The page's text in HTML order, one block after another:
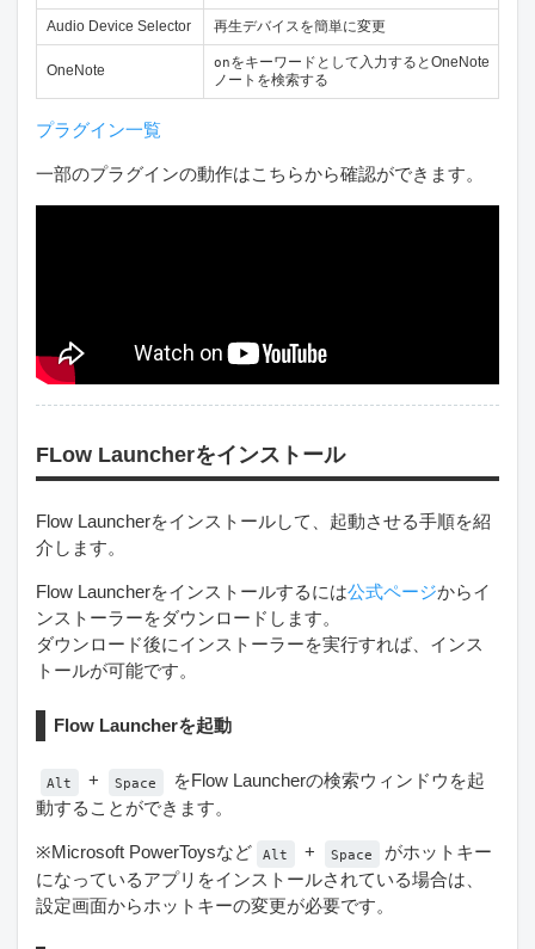
Audio Device Selector 再生デバイスを簡単に変更
OneNote onをキーワードとして入力するとOneNote
ノートを検索する
プラグイン一覧
一部のプラグインの動作はこちらから確認ができます。
FLow Launcherをインストール
Flow Launcherをインストールして、起動させる手順を紹
介します。
Flow Launcherをインストールするには公式ページからイ
ンストーラーをダウンロードします。
ダウンロード後にインストーラーを実行すれば、インス
トールが可能です。
Flow Launcherを起動
Alt + Space
をFlow Launcherの検索ウィンドウを起
動することができます。
※Microsoft PowerToysなど Alt + Space
がホットキー
になっているアプリをインストールされている場合は、
設定画面からホットキーの変更が必要です。